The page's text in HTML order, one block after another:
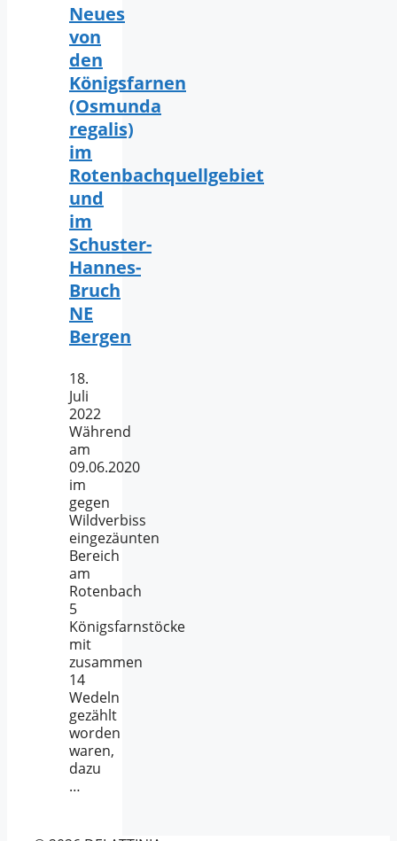
Neues
von
den
Königsfarnen
(Osmunda
regalis)
im
Rotenbachquellgebiet
und
im
Schuster-
Hannes-
Bruch
NE
Bergen
18.
Juli
2022
Während
am
09.06.2020
im
gegen
Wildverbiss
eingezäunten
Bereich
am
Rotenbach
5
Königsfarnstöcke
mit
zusammen
14
Wedeln
gezählt
worden
waren,
dazu
…